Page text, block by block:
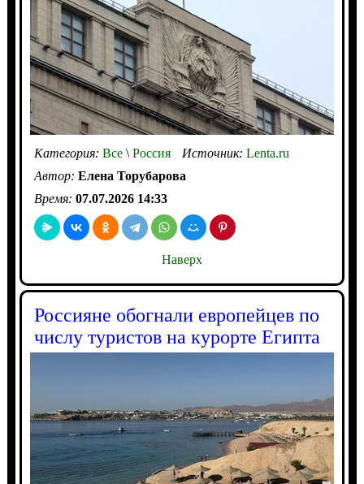
Категория: Все\Россия Источник: Lenta.ru
Автор: Елена Торубарова
Время: 07.07.2026 14:33
Наверх
Россияне обогнали европейцев по
числу туристов на курорте Египта